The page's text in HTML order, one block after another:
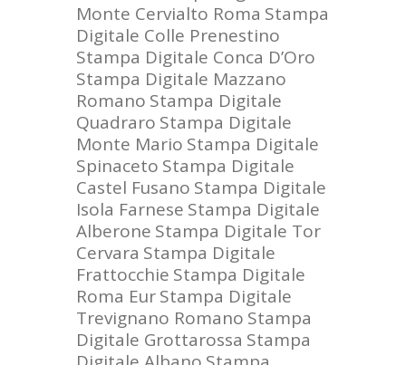
Monte Cervialto Roma Stampa
Digitale Colle Prenestino
Stampa Digitale Conca D’Oro
Stampa Digitale Mazzano
Romano Stampa Digitale
Quadraro Stampa Digitale
Monte Mario Stampa Digitale
Spinaceto Stampa Digitale
Castel Fusano Stampa Digitale
Isola Farnese Stampa Digitale
Alberone Stampa Digitale Tor
Cervara Stampa Digitale
Frattocchie Stampa Digitale
Roma EurStampa Digitale
Trevignano Romano Stampa
Digitale Grottarossa Stampa